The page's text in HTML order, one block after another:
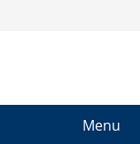
Menu